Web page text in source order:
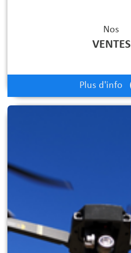
Nos
VENTES
Plus d'info